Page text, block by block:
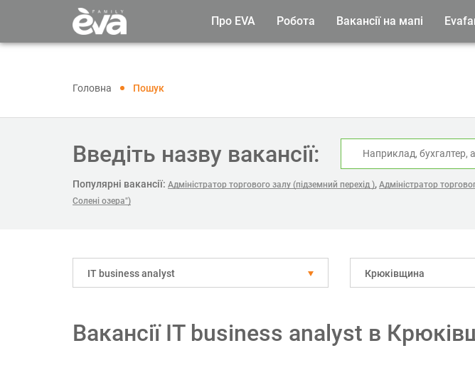
Про EVA Робота Вакансії на мапі
Головна Пошук
Введіть назву вакансії:
Популярні вакансії: Адміністратор торгового залу (підземний перехід ), Адміністратор
Солені озера")
IT business analyst Крюківщина
Вакансії IT business analyst в